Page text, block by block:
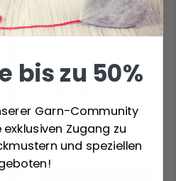
247-1 SPRING SLALOM
BY DROPS DESIGN
Anzahl
bis zu 50%
Garn-Community
Zugang zu
und speziellen